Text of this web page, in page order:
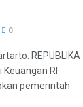
0
REPUBLIKA
Keuangan RI
pemerintah